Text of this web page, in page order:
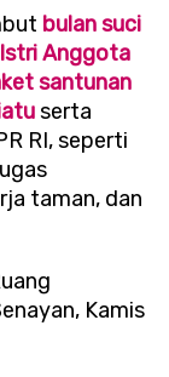
bulan suci
Anggota
santunan
serta
RI, seperti
taman, dan
Kamis